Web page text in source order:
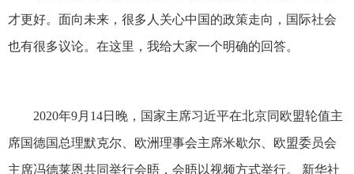
才更好。面向未来，很多人关心中国的政策走向，国际社会
也有很多议论。在这里，我给大家一个明确的回答。
2020年9月14日晚，国家主席习近平在北京同欧盟轮值主
席国德国总理默克尔、欧洲理事会主席米歇尔、欧盟委员会
主席冯德莱恩共同举行会晤，会晤以视频方式举行。 新华社